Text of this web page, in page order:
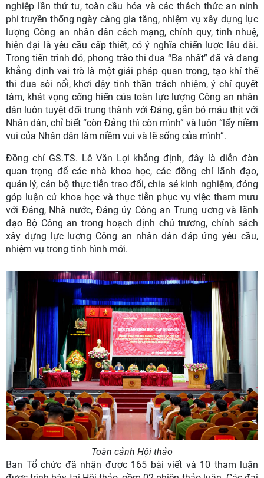
nghiệp lần thứ tư, toàn cầu hóa và các thách thức an ninh
phi truyền thống ngày càng gia tăng, nhiệm vụ xây dựng lực
lượng Công an nhân dân cách mạng, chính quy, tinh nhuệ,
hiện đại là yêu cầu cấp thiết, có ý nghĩa chiến lược lâu dài.
Trong tiến trình đó, phong trào thi đua “Ba nhất” đã và đang
khẳng định vai trò là một giải pháp quan trọng, tạo khí thế
thi đua sôi nổi, khơi dậy tinh thần trách nhiệm, ý chí quyết
tâm, khát vọng cống hiến của toàn lực lượng Công an nhân
dân luôn tuyệt đối trung thành với Đảng, gắn bó máu thịt với
Nhân dân, chỉ biết “còn Đảng thì còn mình” và luôn “lấy niềm
vui của Nhân dân làm niềm vui và lẽ sống của mình”.
Đồng chí GS.TS. Lê Văn Lợi khẳng định, đây là diễn đàn
quan trọng để các nhà khoa học, các đồng chí lãnh đạo,
quản lý, cán bộ thực tiễn trao đổi, chia sẻ kinh nghiệm, đóng
góp luận cứ khoa học và thực tiễn phục vụ việc tham mưu
với Đảng, Nhà nước, Đảng ủy Công an Trung ương và lãnh
đạo Bộ Công an trong hoạch định chủ trương, chính sách
xây dựng lực lượng Công an nhân dân đáp ứng yêu cầu,
nhiệm vụ trong tình hình mới.
Toàn cảnh Hội thảo
Ban Tổ chức đã nhận được 165 bài viết và 10 tham luận